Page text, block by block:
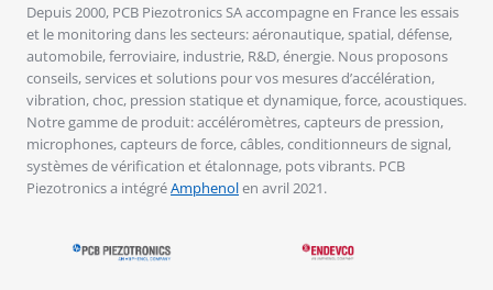
Depuis 2000, PCB Piezotronics SA accompagne en France les essais
et le monitoring dans les secteurs: aéronautique, spatial, défense,
automobile, ferroviaire, industrie, R&D, énergie. Nous proposons
conseils, services et solutions pour vos mesures d’accélération,
vibration, choc, pression statique et dynamique, force, acoustiques.
Notre gamme de produit: accéléromètres, capteurs de pression,
microphones, capteurs de force, câbles, conditionneurs de signal,
systèmes de vérification et étalonnage, pots vibrants. PCB
Piezotronics a intégréAmphenolen avril 2021.